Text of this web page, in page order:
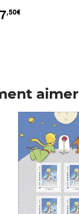
panier
7,50€
aimer
Prix 7,50€